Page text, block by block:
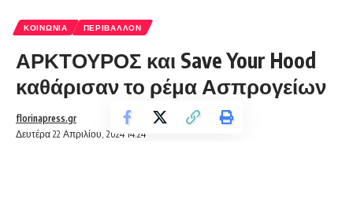
ΚΟΙΝΩΝΊΑ ΠΕΡΙΒΆΛΛΟΝ
ΑΡΚΤΟΥΡΟΣ και Save Your Hood
καθάρισαν το ρέμα Ασπρογείων
Δευτέρα 22 Απριλίου, 2024 14:24
florinapress.gr